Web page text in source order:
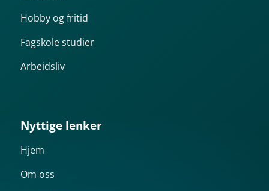
Hobby og fritid
Fagskole studier
Arbeidsliv
Nyttige lenker
Hjem
Om oss